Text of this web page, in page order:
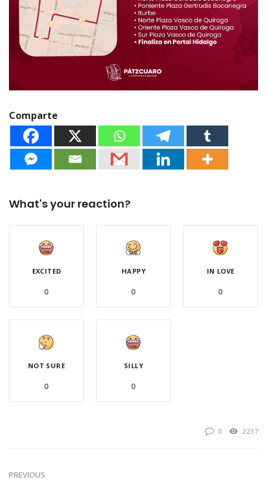
Comparte
What's your reaction?
EXCITED
0
HAPPY
0
IN LOVE
0
NOT SURE
0
SILLY
0
0 2237
PREVIOUS